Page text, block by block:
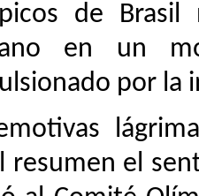
de
en un
por la
resumen el